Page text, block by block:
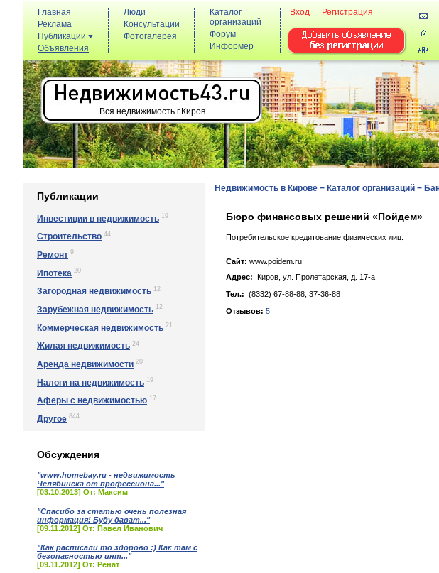
Главная
Реклама
Публикации
Объявления
Люди
Консультации
Фотогалерея
Каталог
организаций
Форум
Информер
Вход Регистрация
Вся недвижимость г.Киров
Публикации
Инвестиции в недвижимость 19
Строительство 44
Ремонт 9
Ипотека 20
Загородная недвижимость 12
Зарубежная недвижимость 12
Коммерческая недвижимость 21
Жилая недвижимость 24
Аренда недвижимости 20
Налоги на недвижимость 19
Аферы с недвижимостью 17
Другое 844
Обсуждения
"www.homebay.ru - недвижимость
Челябинска от профессиона..."
[03.10.2013] От: Максим
"Спасибо за статью очень полезная
информация! Буду дават..."
[09.11.2012] От: Павел Иванович
"Как расписали то здорово :) Как там с
безопасностью инт..."
[09.11.2012] От: Ренат
Недвижимость в Кирове − Каталог организаций −
Бюро финансовых решений «Пойдем»
Потребительское кредитование физических лиц.
Сайт: www.poidem.ru
Адрес: Киров, yл. Пpoлeтapcкaя, д. 17-a
Тел.: (8332) 67-88-88, 37-36-88
Отзывов: 5